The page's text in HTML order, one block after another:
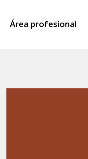
Área profesional